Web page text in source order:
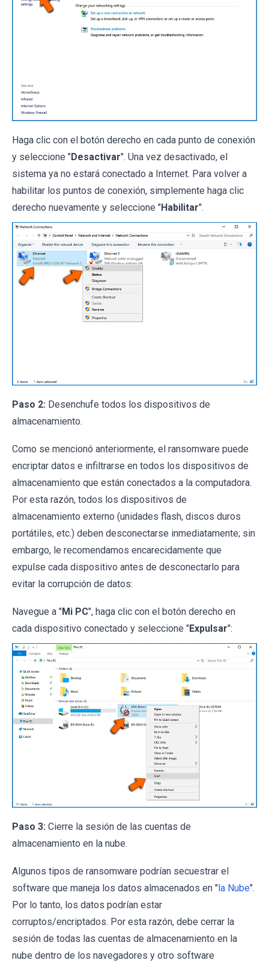
Haga clic con el botón derecho en cada punto de conexión
y seleccione "Desactivar". Una vez desactivado, el
sistema ya no estará conectado a Internet. Para volver a
habilitar los puntos de conexión, simplemente haga clic
derecho nuevamente y seleccione "Habilitar".
Paso 2: Desenchufe todos los dispositivos de
almacenamiento.
Como se mencionó anteriormente, el ransomware puede
encriptar datos e infiltrarse en todos los dispositivos de
almacenamiento que están conectados a la computadora.
Por esta razón, todos los dispositivos de
almacenamiento externo (unidades flash, discos duros
portátiles, etc.) deben desconectarse inmediatamente; sin
embargo, le recomendamos encarecidamente que
expulse cada dispositivo antes de desconectarlo para
evitar la corrupción de datos:
Navegue a "Mi PC", haga clic con el botón derecho en
cada dispositivo conectado y seleccione "Expulsar":
Paso 3: Cierre la sesión de las cuentas de
almacenamiento en la nube.
Algunos tipos de ransomware podrían secuestrar el
software que maneja los datos almacenados en "la Nube".
Por lo tanto, los datos podrían estar
corruptos/encriptados. Por esta razón, debe cerrar la
sesión de todas las cuentas de almacenamiento en la
nube dentro de los navegadores y otro software